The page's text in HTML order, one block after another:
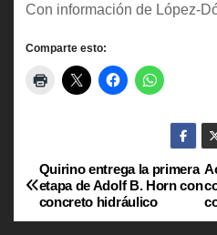
Con información de López-
Comparte esto:
N
a
Quirino entrega la primera
etapa de Adolf B. Horn con
concreto hidráulico